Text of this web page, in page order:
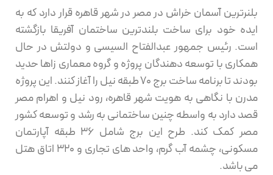
بلنرترین آسمان خراش در مصر در شهر قاهره قرار دارد که به
ایده خود برای ساخت بلندترین ساختمان آفریقا بازگشته
است. رئیس جمهور عبدالفتاح السیسی و دولتش در حال
همکاری با توسعه دهندگان پروژه و گروه معماری زاها حدید
بودند تا برنامه ساخت برج 70 طبقه نیل را آغاز کنند. این پروژه
مدرن با نگاهی به هویت شهر قاهره، رود نیل و اهرام مصر
قصد دارد به واسطه چنین ساختمانی به رشد و توسعه کشور
مصر کمک کند. طرح این برج شامل 36 طبقه آپارتمان
مسکونی، چشمه آب گرم، واحد های تجاری و 320 اتاق هتل
می باشد.